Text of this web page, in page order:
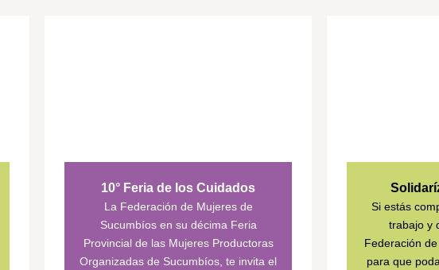
10° Feria de los Cuidados
La Federación de Mujeres de
Sucumbíos en su décima Feria
Provincial de las Mujeres Productoras
Organizadas de Sucumbíos, te invita el
Si estás
trabajo y
Federación
para que